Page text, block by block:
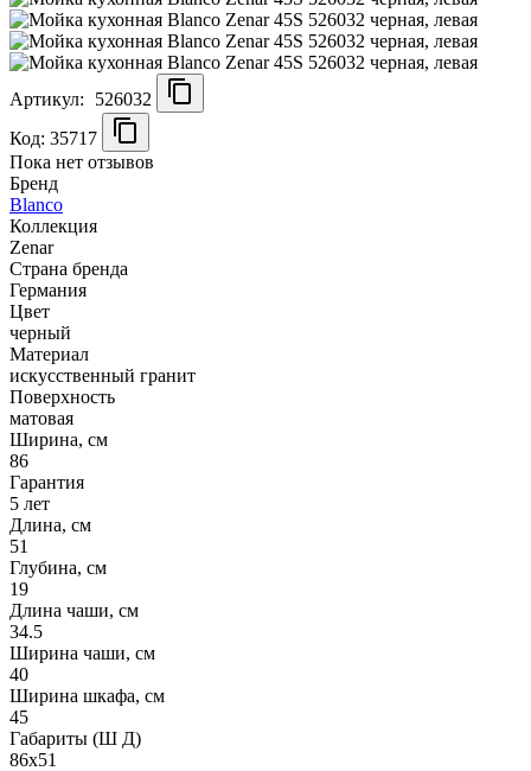
Артикул:
526032
Код: 35717
Пока нет отзывов
Бренд
Blanco
Коллекция
Zenar
Страна бренда
Германия
Цвет
черный
Материал
искусственный гранит
Поверхность
матовая
Ширина, см
86
Гарантия
5 лет
Длина, см
51
Глубина, см
19
Длина чаши, см
34.5
Ширина чаши, см
40
Ширина шкафа, см
45
Габариты (Ш Д)
86х51